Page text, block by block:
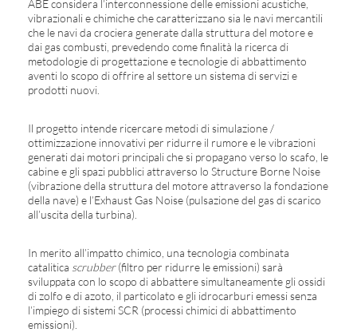
ABE considera l’interconnessione delle emissioni acustiche,
vibrazionali e chimiche che caratterizzano sia le navi mercantili
che le navi da crociera generate dalla struttura del motore e
dai gas combusti, prevedendo come finalità la ricerca di
metodologie di progettazione e tecnologie di abbattimento
aventi lo scopo di offrire al settore un sistema di servizi e
prodotti nuovi.
Il progetto intende ricercare metodi di simulazione /
ottimizzazione innovativi per ridurre il rumore e le vibrazioni
generati dai motori principali che si propagano verso lo scafo, le
cabine e gli spazi pubblici attraverso lo Structure Borne Noise
(vibrazione della struttura del motore attraverso la fondazione
della nave) e l’Exhaust Gas Noise (pulsazione del gas di scarico
all’uscita della turbina).
In merito all’impatto chimico, una tecnologia combinata
catalitica scrubber(filtro per ridurre le emissioni) sarà
sviluppata con lo scopo di abbattere simultaneamente gli ossidi
di zolfo e di azoto, il particolato e gli idrocarburi emessi senza
l’impiego di sistemi SCR (processi chimici di abbattimento
emissioni).